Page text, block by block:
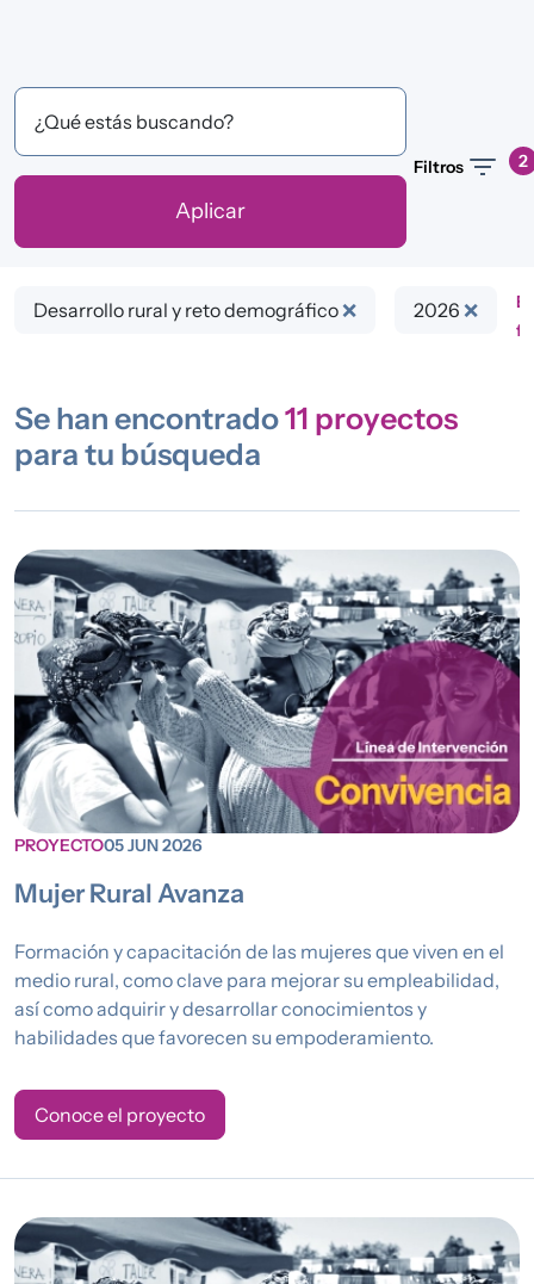
¿Qué estás buscando?
Filtros 2
Desarrollo rural y reto demográfico❌ 2026 ❌
Se han encontrado11 proyectos
para tu búsqueda
PROYECTO05 JUN 2026
Mujer Rural Avanza
Formación y capacitación de las mujeres que viven en el
medio rural, como clave para mejorar su empleabilidad,
así como adquirir y desarrollar conocimientos y
habilidades que favorecen su empoderamiento.
Conoce el proyecto